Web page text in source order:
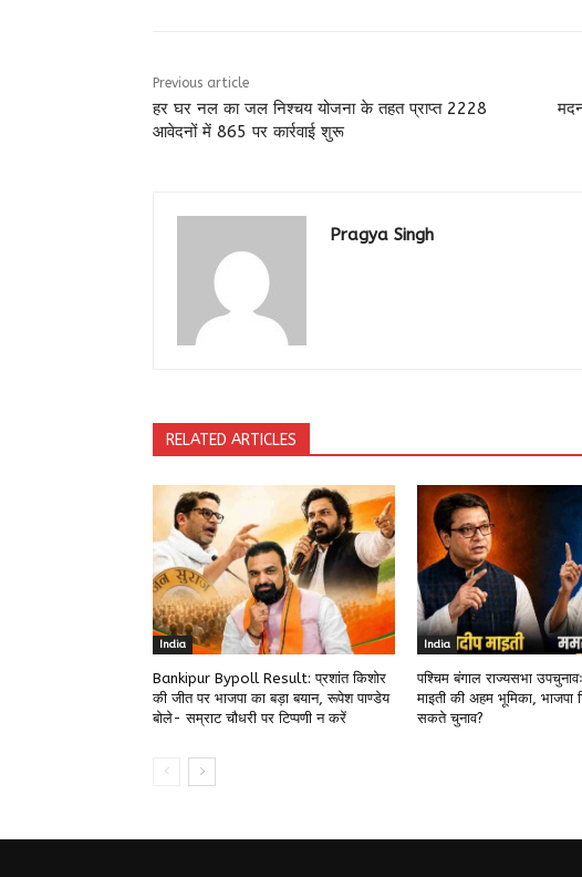
Previous article
हर घर नल का जल निश्चय योजना के तहत प्राप्त 2228
आवेदनों में 865 पर कार्रवाई शुरू
Pragya Singh
RELATED ARTICLES
India
Bankipur Bypoll Result: प्रशांत किशोर
की जीत पर भाजपा का बड़ा बयान, रूपेश पाण्डेय
बोले- सम्राट चौधरी पर टिप्पणी न करें
India
पश्चिम बंगाल राज्यसभा
माइती की अहम भूमिका,
सकते चुनाव?